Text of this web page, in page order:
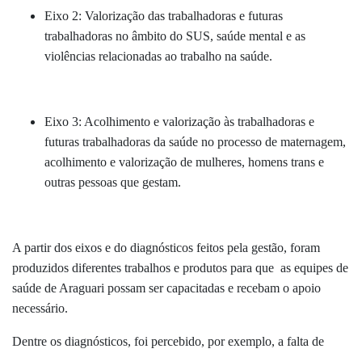
Eixo 2: Valorização das trabalhadoras e futuras
trabalhadoras no âmbito do SUS, saúde mental e as
violências relacionadas ao trabalho na saúde.
Eixo 3: Acolhimento e valorização às trabalhadoras e
futuras trabalhadoras da saúde no processo de maternagem,
acolhimento e valorização de mulheres, homens trans e
outras pessoas que gestam.
A partir dos eixos e do diagnósticos feitos pela gestão, foram
produzidos diferentes trabalhos e produtos para que as equipes de
saúde de Araguari possam ser capacitadas e recebam o apoio
necessário.
Dentre os diagnósticos, foi percebido, por exemplo, a falta de